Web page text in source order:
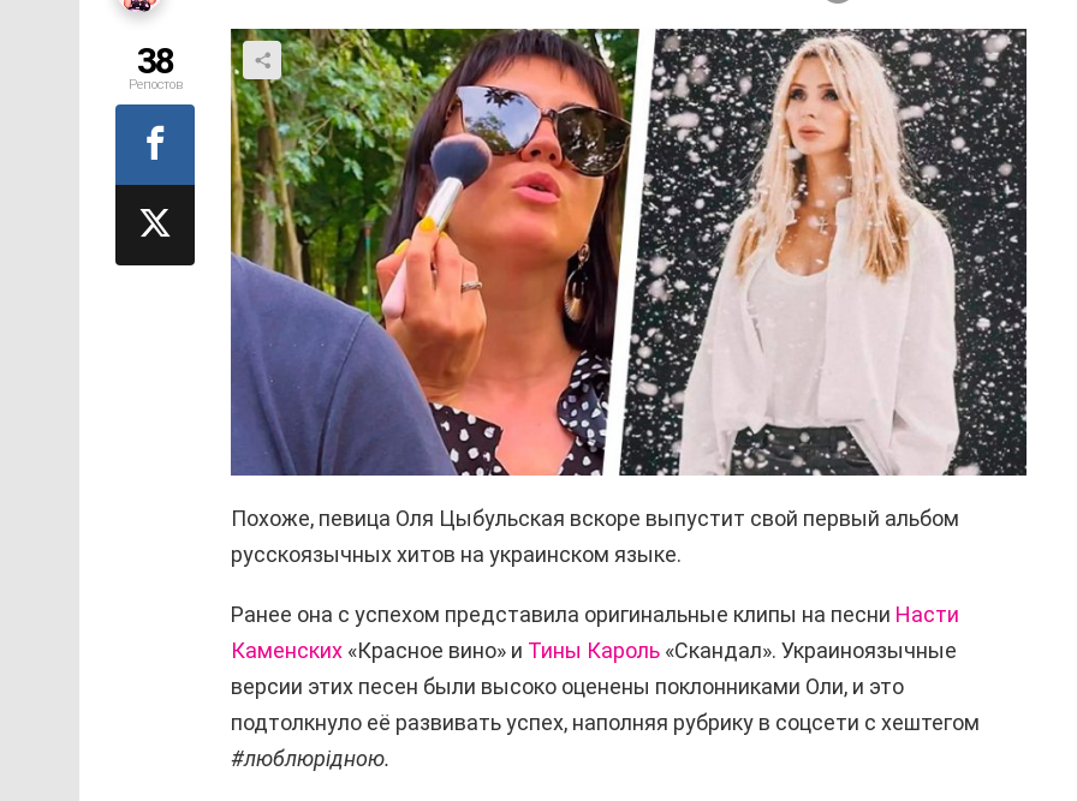
Похоже, певица Оля Цыбульская вскоре выпустит свой первый альбом
русскоязычных хитов на украинском языке.
Ранее она с успехом представила оригинальные клипы на песни Насти
Каменских «Красное вино» и Тины Кароль «Скандал». Украиноязычные
версии этих песен были высоко оценены поклонниками Оли, и это
подтолкнуло её развивать успех, наполняя рубрику в соцсети с хештегом
#люблюрідною.
38
Репостов